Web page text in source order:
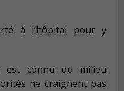
à l’hôpital pour y
est connu du milieu
ne craignent pas